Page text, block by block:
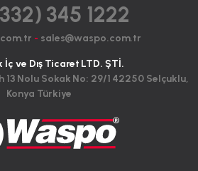
345 1222
- sales@waspo.com.tr
İç ve Dış Ticaret LTD. ŞTİ.
13 Nolu Sokak No: 29/1 42250 Selçuklu,
Konya Türkiye